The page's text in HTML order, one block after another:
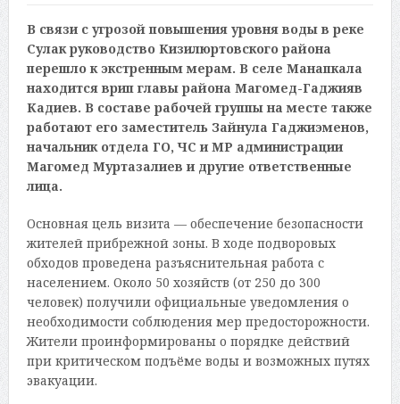
В связи с угрозой повышения уровня воды в реке
Сулак руководство Кизилюртовского района
перешло к экстренным мерам. В селе Манапкала
находится врип главы района Магомед-Гаджияв
Кадиев. В составе рабочей группы на месте также
работают его заместитель Зайнула Гаджиэменов,
начальник отдела ГО, ЧС и МР администрации
Магомед Муртазалиев и другие ответственные
лица.
Основная цель визита — обеспечение безопасности
жителей прибрежной зоны. В ходе подворовых
обходов проведена разъяснительная работа с
населением. Около 50 хозяйств (от 250 до 300
человек) получили официальные уведомления о
необходимости соблюдения мер предосторожности.
Жители проинформированы о порядке действий
при критическом подъёме воды и возможных путях
эвакуации.